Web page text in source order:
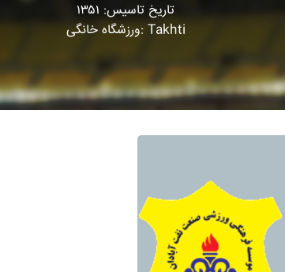
تاریخ تاسیس: ۱۳۵۱
ورزشگاه خانگی: Takhti